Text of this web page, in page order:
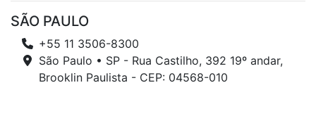
SÃO PAULO
+55 11 3506-8300
São Paulo • SP - Rua Castilho, 392 19º andar,
Brooklin Paulista - CEP: 04568-010